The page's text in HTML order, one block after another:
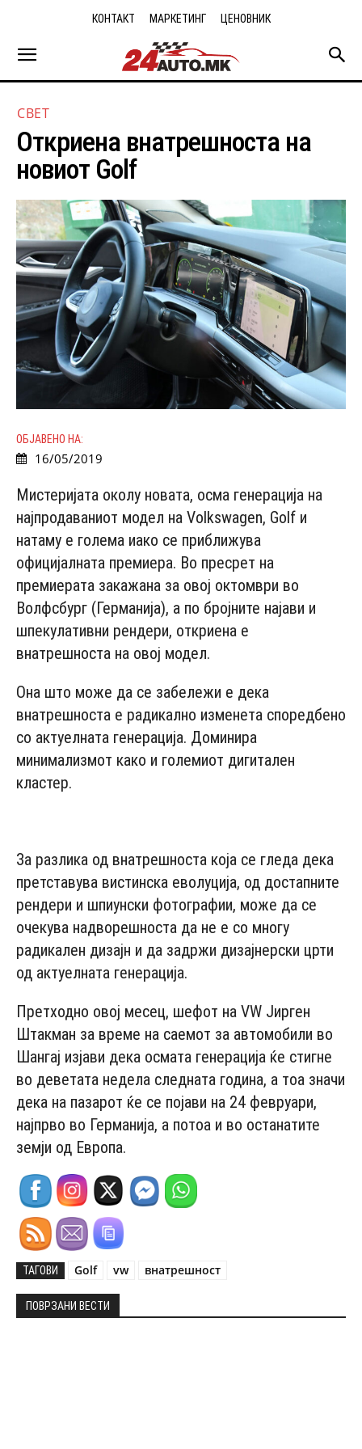
КОНТАКТ МАРКЕТИНГ ЦЕНОВНИК
СВЕТ
Откриена внатрешноста на
новиот Golf
ОБЈАВЕНО НА:
16/05/2019
Мистеријата околу новата, осма генерација на
најпродаваниот модел на Volkswagen, Golf и
натаму е голема иако се приближува
официјалната премиера. Во пресрет на
премиерата закажана за овој октомври во
Волфсбург (Германија), а по броjните најави и
шпекулативни рендери, откриена е
внатрешноста на овој модел.
Она што може да се забележи е дека
внатрешноста е радикално изменета споредбено
со актуелната генерација. Доминира
минимализмот како и големиот дигитален
кластер.
За разлика од внатрешноста која се гледа дека
претставува вистинска еволуција, од достапните
рендери и шпиунски фотографии, може да се
очекува надворешноста да не е со многу
радикален дизајн и да задржи дизајнерски црти
од актуелната генерација.
Претходно овој месец, шефот на VW Јирген
Штакман за време на саемот за автомобили во
Шангај изјави дека осмата генерација ќе стигне
во деветата недела следната година, а тоа значи
дека на пазарот ќе се појави на 24 февруари,
најпрво во Германија, а потоа и во останатите
земји од Европа.
ТАГОВИ Golf vw внатрешност
ПОВРЗАНИ ВЕСТИ